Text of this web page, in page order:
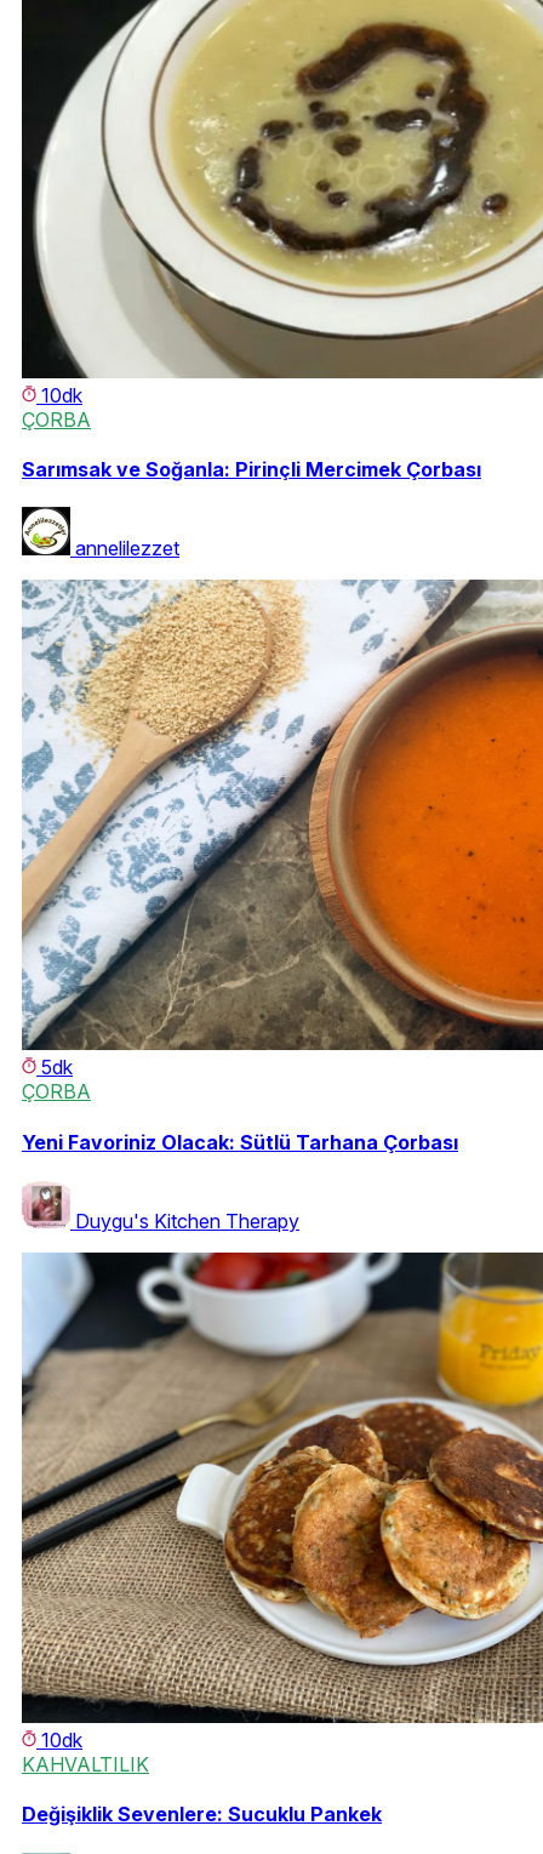
10dk
ÇORBA
Sarımsak ve Soğanla: Pirinçli Mercimek Çorbası
annelilezzet
5dk
ÇORBA
Yeni Favoriniz Olacak: Sütlü Tarhana Çorbası
Duygu's Kitchen Therapy
10dk
KAHVALTILIK
Değişiklik Sevenlere: Sucuklu Pankek